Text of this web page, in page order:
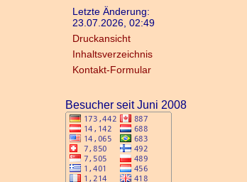
Letzte Änderung:
23.07.2026, 02:49
Druckansicht
Inhaltsverzeichnis
Kontakt-Formular
Besucher seit Juni 2008